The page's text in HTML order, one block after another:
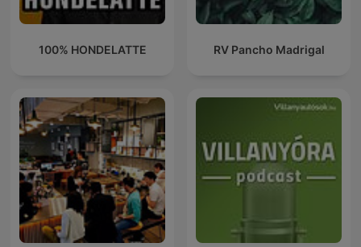
100% HONDELATTE RV Pancho Madrigal